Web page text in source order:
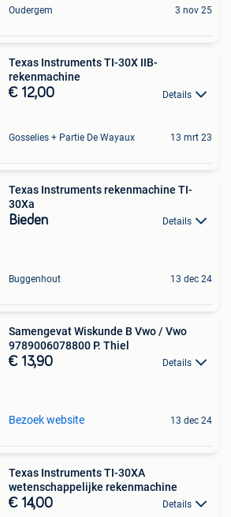
Oudergem 3 nov 25
Texas Instruments TI-30X IIB-
rekenmachine
€ 12,00 Details
Gosselies + Partie De Wayaux 13 mrt 23
Texas Instruments rekenmachine TI-
30Xa
Bieden Details
Buggenhout 13 dec 24
Samengevat Wiskunde B Vwo / Vwo
9789006078800 P. Thiel
€ 13,90 Details
Bezoek website 13 dec 24
Texas Instruments TI-30XA
wetenschappelijke rekenmachine
€ 14,00 Details